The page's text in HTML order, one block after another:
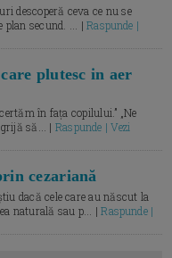
descoperă ceva ce nu se
plan secund. ... |Raspunde |
plutesc in aer
în fața copilului.” „Ne
să... | Raspunde | Vezi
cezariană
dacă cele care au născut la
naturală sau p... |Raspunde |